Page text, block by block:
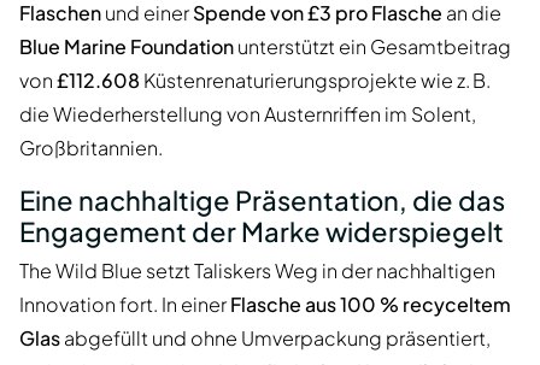
Flaschenund einerSpende von £3 pro Flasche an die
Blue Marine Foundationunterstützt ein Gesamtbeitrag
von£112.608 Küstenrenaturierungsprojekte wie z. B.
die Wiederherstellung von Austernriffen im Solent,
Großbritannien.
Eine nachhaltige Präsentation, die das
Engagement der Marke widerspiegelt
The Wild Blue setzt Taliskers Weg in der nachhaltigen
Innovation fort. In einerFlasche aus 100 % recyceltem
Glasabgefüllt und ohne Umverpackung präsentiert,